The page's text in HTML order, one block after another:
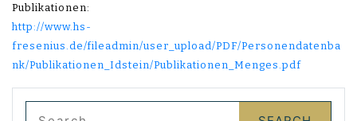
Publikationen:
http://www.hs-
fresenius.de/fileadmin/user_upload/PDF/Personendatenba
nk/Publikationen_Idstein/Publikationen_Menges.pdf